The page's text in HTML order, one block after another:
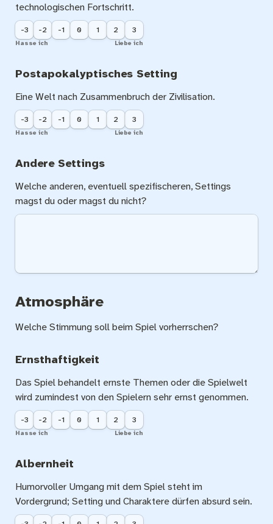
technologischen Fortschritt.
-3 -2 -1 0 1 2 3
Hasse ich Liebe ich
Postapokalyptisches Setting
Eine Welt nach Zusammenbruch der Zivilisation.
-3 -2 -1 0 1 2 3
Hasse ich Liebe ich
Andere Settings
Welche anderen, eventuell spezifischeren, Settings
magst du oder magst du nicht?
Atmosphäre
Welche Stimmung soll beim Spiel vorherrschen?
Ernsthaftigkeit
Das Spiel behandelt ernste Themen oder die Spielwelt
wird zumindest von den Spielern sehr ernst genommen.
-3 -2 -1 0 1 2 3
Hasse ich Liebe ich
Albernheit
Humorvoller Umgang mit dem Spiel steht im
Vordergrund; Setting und Charaktere dürfen absurd sein.